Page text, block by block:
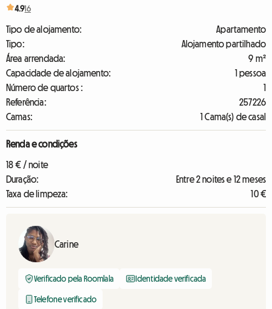
4.916
Tipo de alojamento:
Apartamento
Tipo:
Alojamento partilhado
Área arrendada:
9 m²
Capacidade de alojamento:
1 pessoa
Número de quartos :
1
Referência:
257226
Camas:
1 Cama(s) de casal
Renda e condições
18 € / noite
Duração:
Entre 2 noites e 12 meses
Taxa de limpeza:
10 €
Carine
Verificado pela Roomlala Identidade verificada
Telefone verificado